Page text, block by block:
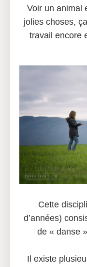
Voir un animal
jolies choses,
travail encore
Cette
d’années)
de « danse
Il existe